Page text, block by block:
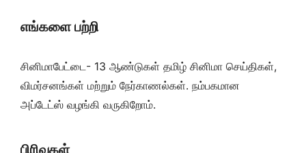
எங்களை பற்றி
சினிமாபேட்டை- 13 ஆண்டுகள் தமிழ் சினிமா செய்திகள்,
விமர்சனங்கள் மற்றும் நேர்காணல்கள். நம்பகமான
அப்டேட்ஸ் வழங்கி வருகிறோம்.
பிரிவுகள்